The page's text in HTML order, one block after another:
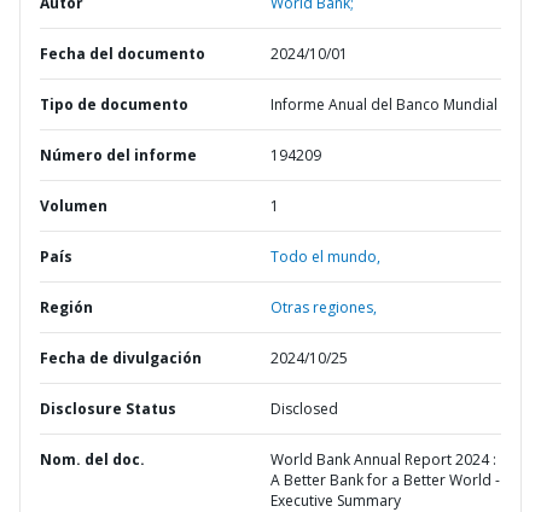
Fecha del documento 2024/10/01
Tipo de documento Informe Anual del Banco Mundial
Número del informe 194209
Volumen 1
País Todo el mundo,
Región Otras regiones,
Fecha de divulgación 2024/10/25
Disclosure Status Disclosed
Nom. del doc.
World Bank Annual Report 2024 :
A Better Bank for a Better World -
Executive Summary